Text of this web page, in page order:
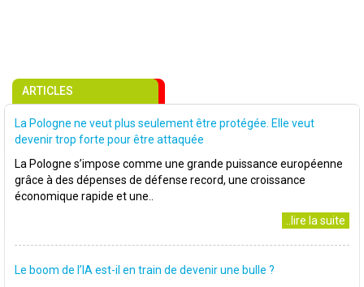
ARTICLES
La Pologne ne veut plus seulement être protégée. Elle veut
devenir trop forte pour être attaquée
La Pologne s’impose comme une grande puissance européenne
grâce à des dépenses de défense record, une croissance
économique rapide et une..
..lire la suite
Le boom de l’IA est-il en train de devenir une bulle ?